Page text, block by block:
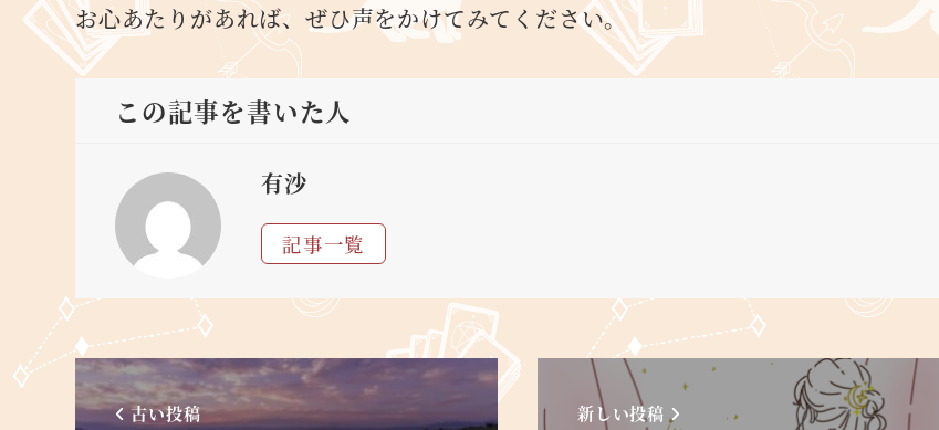
お心あたりがあれば、ぜひ声をかけてみてください。
この記事を書いた人
有沙
記事一覧
古い投稿 新しい投稿